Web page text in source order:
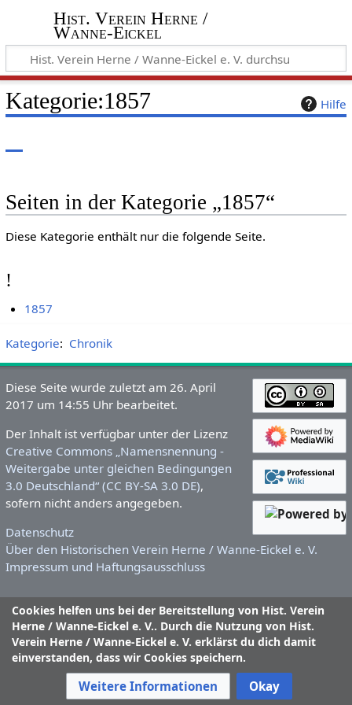
Hist. Verein Herne /
Wanne-Eickel
Hilfe
Kategorie:1857
Seiten in der Kategorie „1857“
Diese Kategorie enthält nur die folgende Seite.
!
1857
Kategorie: Chronik
Cookies helfen uns bei der Bereitstellung von Hist. Verein
Herne / Wanne-Eickel e. V.. Durch die Nutzung von Hist.
Verein Herne / Wanne-Eickel e. V. erklärst du dich damit
einverstanden, dass wir Cookies speichern.
Weitere Informationen Okay
Diese Seite wurde zuletzt am 26. April
2017 um 14:55 Uhr bearbeitet.
Der Inhalt ist verfügbar unter der Lizenz
Creative Commons „Namensnennung -
Weitergabe unter gleichen Bedingungen
3.0 Deutschland“ (CC BY-SA 3.0 DE),
sofern nicht anders angegeben.
Datenschutz
Über den Historischen Verein Herne / Wanne-Eickel e. V.
Impressum und Haftungsausschluss